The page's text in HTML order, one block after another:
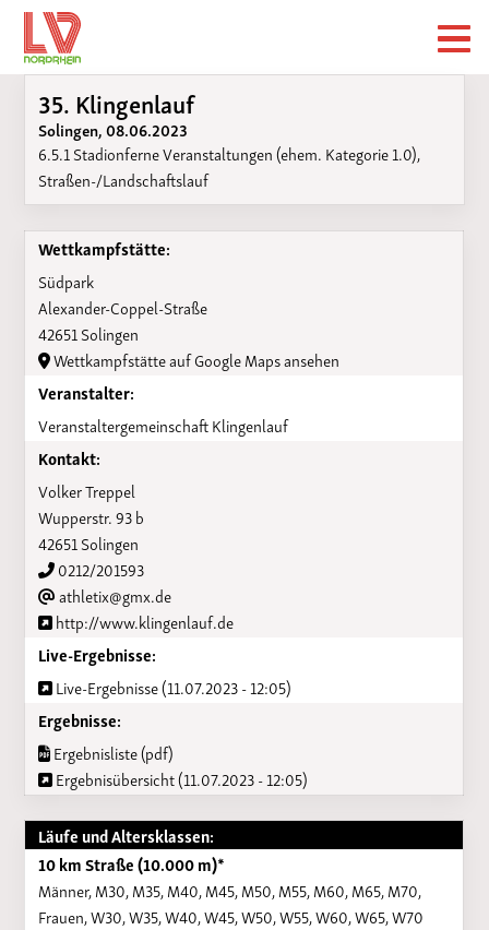
35. Klingenlauf
Solingen, 08.06.2023
6.5.1 Stadionferne Veranstaltungen (ehem. Kategorie 1.0),
Straßen-/Landschaftslauf
Wettkampfstätte:
Südpark
Alexander-Coppel-Straße
42651 Solingen
Wettkampfstätte auf Google Maps ansehen
Veranstalter:
Veranstaltergemeinschaft Klingenlauf
Kontakt:
Volker Treppel
Wupperstr. 93 b
42651 Solingen
0212/201593
athletix@gmx.de
http://www.klingenlauf.de
Live-Ergebnisse:
Live-Ergebnisse (11.07.2023 - 12:05)
Ergebnisse:
Ergebnisliste (pdf)
Ergebnisübersicht (11.07.2023 - 12:05)
Läufe und Altersklassen:
10 km Straße (10.000 m)*
Männer, M30, M35, M40, M45, M50, M55, M60, M65, M70,
Frauen, W30, W35, W40, W45, W50, W55, W60, W65, W70